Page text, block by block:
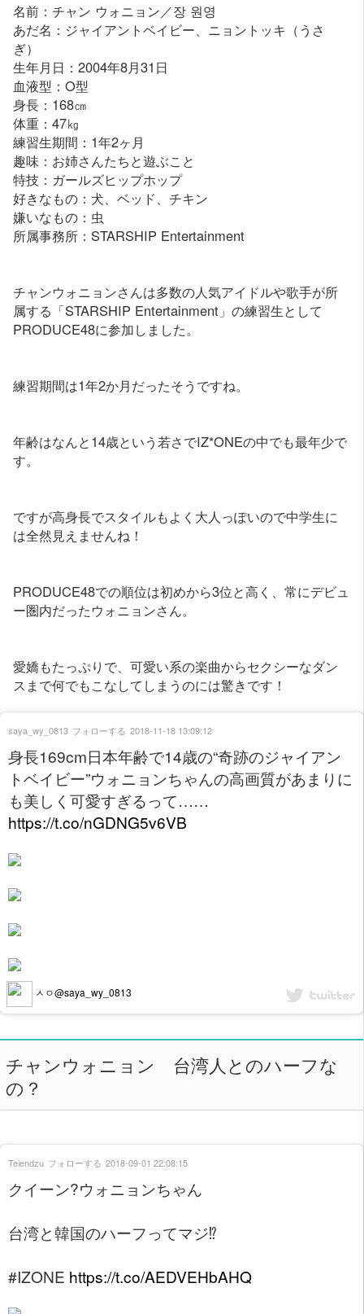
名前：チャン ウォニョン／장 원영
あだ名：ジャイアントベイビー、ニョントッキ（うさ
ぎ）
生年月日：2004年8月31日
血液型：O型
身長：168㎝
体重：47㎏
練習生期間：1年2ヶ月
趣味：お姉さんたちと遊ぶこと
特技：ガールズヒップホップ
好きなもの：犬、ベッド、チキン
嫌いなもの：虫
所属事務所：STARSHIP Entertainment
チャンウォニョンさんは多数の人気アイドルや歌手が所
属する「STARSHIP Entertainment」の練習生として
PRODUCE48に参加しました。
練習期間は1年2か月だったそうですね。
年齢はなんと14歳という若さでIZ*ONEの中でも最年少で
す。
ですが高身長でスタイルもよく大人っぽいので中学生に
は全然見えませんね！
PRODUCE48での順位は初めから3位と高く、常にデビュ
ー圏内だったウォニョンさん。
愛嬌もたっぷりで、可愛い系の楽曲からセクシーなダン
スまで何でもこなしてしまうのには驚きです！
身長169cm日本年齢で14歳の“奇跡のジャイアン
トベイビー”ウォニョンちゃんの高画質があまりに
も美しく可愛すぎるって……
https://t.co/nGDNG5v6VB
ㅅㅇ@saya_wy_0813
saya_wy_0813 フォローする 2018-11-18 13:09:12
チャンウォニョン 台湾人とのハーフな
の？
クイーン?ウォニョンちゃん
台湾と韓国のハーフってマジ⁉️
#IZONE https://t.co/AEDVEHbAHQ
Teiendzu フォローする 2018-09-01 22:08:15